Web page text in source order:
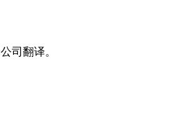
司翻译。